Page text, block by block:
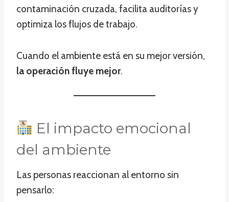
contaminación cruzada, facilita auditorías y
optimiza los flujos de trabajo.
Cuando el ambiente está en su mejor versión,
la operación fluye mejor.
El impacto emocional
del ambiente
Las personas reaccionan al entorno sin
pensarlo: